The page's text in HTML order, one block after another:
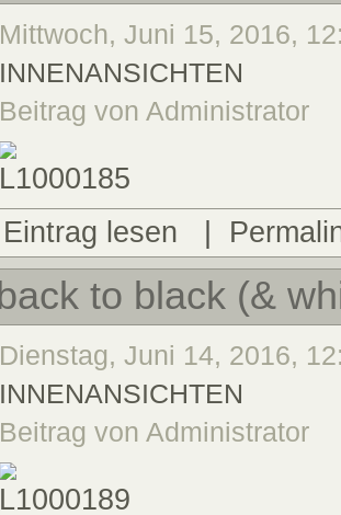
Mittwoch, Juni 15, 2016,
INNENANSICHTEN
Beitrag von Administrator
Eintrag lesen
back to black (&
Dienstag, Juni 14, 2016,
INNENANSICHTEN
Beitrag von Administrator